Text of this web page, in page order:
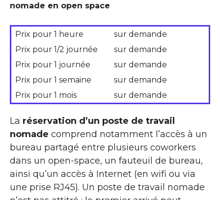
nomade en open space
Prix pour 1 heure
sur demande
Prix pour 1/2 journée
sur demande
Prix pour 1 journée
sur demande
Prix pour 1 semaine
sur demande
Prix pour 1 mois
sur demande
La réservation d’un poste de travail
nomade comprend notamment l’accès à un
bureau partagé entre plusieurs coworkers
dans un open-space, un fauteuil de bureau,
ainsi qu’un accès à Internet (en wifi ou via
une prise RJ45). Un poste de travail nomade